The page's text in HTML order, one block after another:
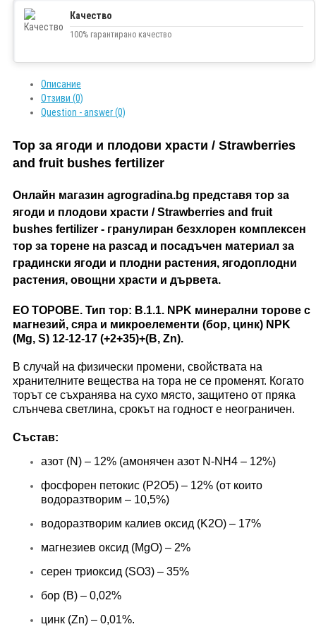
Качество
100% гарантирано качество
Описание
Отзиви (0)
Question - answer (0)
Тор за ягоди и плодови храсти / Strawberries
and fruit bushes fertilizer
Онлайн магазин agrogradina.bg представя тор за
ягоди и плодови храсти / Strawberries and fruit
bushes fertilizer - гранулиран безхлорен комплексен
тор за торене на разсад и посадъчен материал за
градински ягоди и плодни растения, ягодоплодни
растения, овощни храсти и дървета.
ЕО ТОРОВЕ. Тип тор: B.1.1. NPK минерални торове с
магнезий, сяра и микроелементи (бор, цинк) NPK
(Mg, S) 12-12-17 (+2+35)+(B, Zn).
В случай на физически промени, свойствата на
хранителните вещества на тора не се променят. Когато
торът се съхранява на сухо място, защитено от пряка
слънчева светлина, срокът на годност е неограничен.
Състав:
азот (N) – 12% (амонячен азот N-NH4 – 12%)
фосфорен петокис (P2O5) – 12% (от които
водоразтворим – 10,5%)
водоразтворим калиев оксид (K2O) – 17%
магнезиев оксид (MgO) – 2%
серен триоксид (SO3) – 35%
бор (B) – 0,02%
цинк (Zn) – 0,01%.